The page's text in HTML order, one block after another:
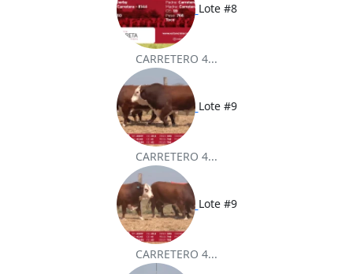
Lote #8
CARRETERO 4...
Lote #9
CARRETERO 4...
Lote #9
CARRETERO 4...